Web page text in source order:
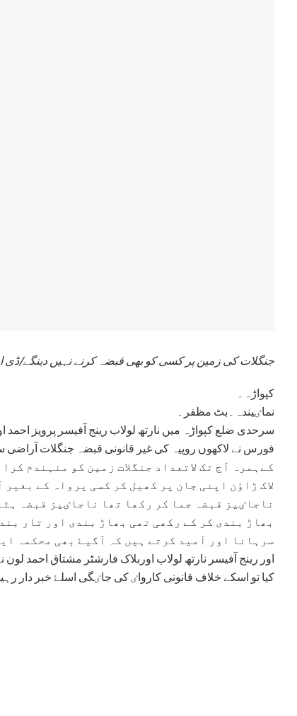
جنگلات کی زمین پر کسی کو بھی قبضہ کرنے نہیں دینگے/ڈی
کپواڑہ۔
نماٸیندہ۔بٹ مظفر۔
سرحدی ضلع کپواڑہ میں نارتھ لولاب رینج آفیسر پرویز
فورس نے لاکھوں روپیہ کی غیر قانونی قبضہ جنگلات آراضی
لاک ڑاٶن اپنی جان پر کھیل کر کسی پرواہ کے
ناجاٸیز قبضہ جما کر رکھا تھا ناجاٸیز قبضہ
بھاڑ بندی کر کے رکھی تھی بھاڑ بندی اور تار
سرہانا اور آمید کرتے ہیں کہ آگیۓ بھی محکمہ
اور رینج آفیسر نارتھ لولاب اوربلاک فارشٹر مشتاق احمد
کیا تو اسکے خلاف قانونی کارواٸ کی جاٸگی اسلۓ خبر دار